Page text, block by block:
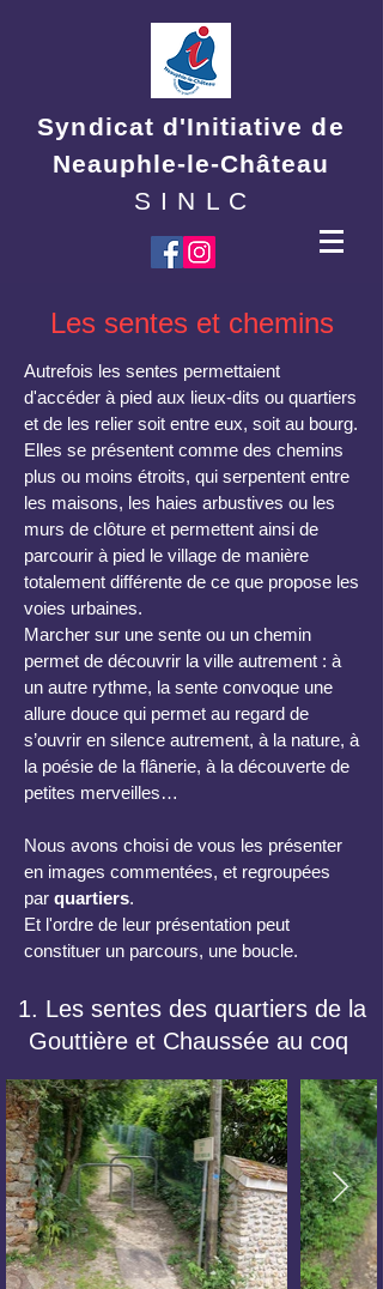
Syndicat d'Initiative de
Neauphle-le-Château
S I N L C
Les sentes et chemins
Autrefois les sentes permettaient
d'accéder à pied aux lieux-dits ou quartiers
et de les relier soit entre eux, soit au bourg.
Elles se présentent comme des chemins
plus ou moins étroits, qui serpentent entre
les maisons, les haies arbustives ou les
murs de clôture et permettent ainsi de
parcourir à pied le village de manière
totalement différente de ce que propose les
voies urbaines.
Marcher sur une sente ou un chemin
permet de découvrir la ville autrement : à
un autre rythme, la sente convoque une
allure douce qui permet au regard de
s’ouvrir en silence autrement, à la nature, à
la poésie de la flânerie, à la découverte de
petites merveilles…
Nous avons choisi de vous les présenter
en images commentées, et regroupées
par quartiers.
Et l'ordre de leur présentation peut
constituer un parcours, une boucle.
1. Les sentes des quartiers de la
Gouttière et Chaussée au coq